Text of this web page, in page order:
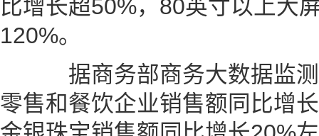
比增长超50%，80英寸以上大
120%。
据商务部商务大数据监测
零售和餐饮企业销售额同比增